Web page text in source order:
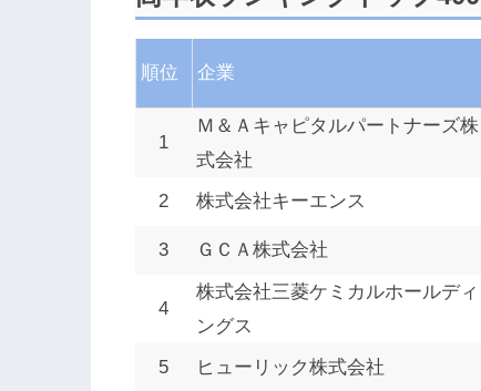
順位 企業
1
Ｍ＆Ａキャピタルパートナーズ株
式会社
2 株式会社キーエンス
3 ＧＣＡ株式会社
4
株式会社三菱ケミカルホールディ
ングス
5 ヒューリック株式会社